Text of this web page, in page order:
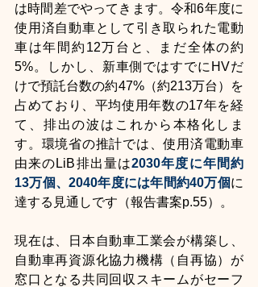
は時間差でやってきます。令和6年度に
使用済自動車として引き取られた電動
車は年間約12万台と、まだ全体の約
5%。しかし、新車側ではすでにHVだ
けで預託台数の約47%（約213万台）を
占めており、平均使用年数の17年を経
て、排出の波はこれから本格化しま
す。環境省の推計では、使用済電動車
由来のLiB排出量は2030年度に年間約
13万個、2040年度には年間約40万個に
達する見通しです（報告書案p.55）。
現在は、日本自動車工業会が構築し、
自動車再資源化協力機構（自再協）が
窓口となる共同回収スキームがセーフ